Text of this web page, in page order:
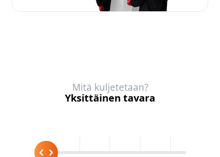
Mitä kuljetetaan?
Yksittäinen tavara